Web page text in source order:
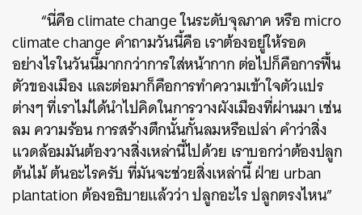
“นี่คือ climate change ในระดับจุลภาค หรือ micro
climate change คำถามวันนี้คือ เราต้องอยู่ให้รอด
อย่างไรในวันนี้มากกว่าการใส่หน้ากาก ต่อไปก็คือการฟื้น
ตัวของเมือง และต่อมาก็คือการทำความเข้าใจตัวแปร
ต่างๆ ที่เราไม่ได้นำไปคิดในการวางผังเมืองที่ผ่านมา เช่น
ลม ความร้อน การสร้างตึกนั้นกั้นลมหรือเปล่า คำว่าสิ่ง
แวดล้อมมันต้องวางสิ่งเหล่านี้ไปด้วย เราบอกว่าต้องปลูก
ต้นไม้ ต้นอะไรครับ ที่มันจะช่วยสิ่งเหล่านี้ ฝ่าย urban
plantation ต้องอธิบายแล้วว่า ปลูกอะไร ปลูกตรงไหน”